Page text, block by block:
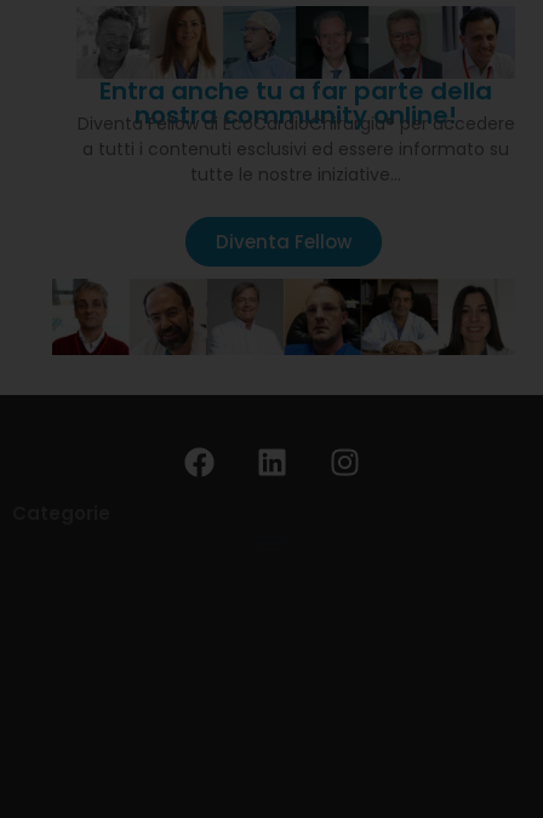
Entra anche tu a far parte della
nostra community online!
Diventa Fellow di EcoCardioChirurgia® per accedere
a tutti i contenuti esclusivi ed essere informato su
tutte le nostre iniziative…
Diventa Fellow